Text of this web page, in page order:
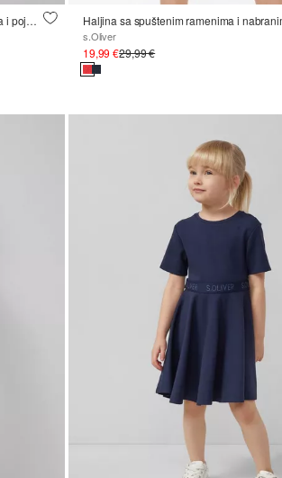
Kratka šifonska haljina s volanima na rukavima i pojasom za vezanje Haljina sa spuštenim ramenima i
s.Oliver
19,99 €29,99 €